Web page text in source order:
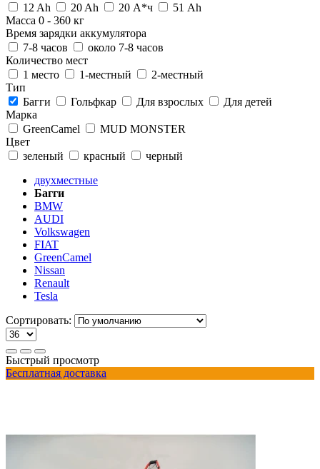
12 Ah
20 Ah 20 А*ч
51 Ah
Масса 0 - 360 кг
Время зарядки аккумулятора
7-8 часов
около 7-8 часов
Количество мест
1 место
1-местный
2-местный
Тип
Багги
Гольфкар Для взрослых
Для детей
Марка
GreenCamel
MUD MONSTER
Цвет
зеленый
красный
черный
двухместные
Багги
BMW
AUDI
Volkswagen
FIAT
GreenCamel
Nissan
Renault
Tesla
Сортировать:
Быстрый просмотр
Бесплатная доставка